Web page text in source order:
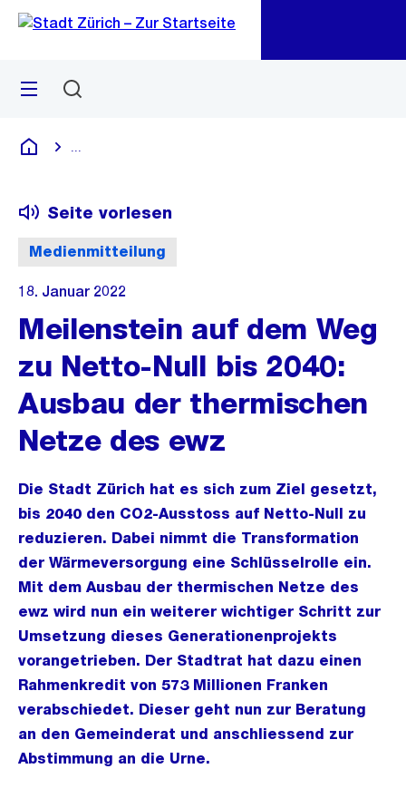
Navigation
Sprunglink
Menü
Deutsch
Medienmitteilung
Seite vorlesen
18. Januar 2022
Meilenstein auf dem Weg
zu Netto-Null bis 2040:
Ausbau der thermischen
Netze des ewz
Die Stadt Zürich hat es sich zum Ziel gesetzt,
bis 2040 den CO2-Ausstoss auf Netto-Null zu
reduzieren. Dabei nimmt die Transformation
der Wärmeversorgung eine Schlüsselrolle ein.
Mit dem Ausbau der thermischen Netze des
ewz wird nun ein weiterer wichtiger Schritt zur
Umsetzung dieses Generationenprojekts
vorangetrieben. Der Stadtrat hat dazu einen
Rahmenkredit von 573 Millionen Franken
verabschiedet. Dieser geht nun zur Beratung
an den Gemeinderat und anschliessend zur
Abstimmung an die Urne.